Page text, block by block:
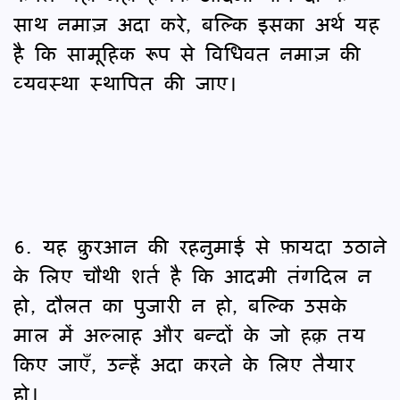
साथ नमाज़ अदा करे, बल्कि इसका अर्थ यह
है कि सामूहिक रूप से विधिवत नमाज़ की
व्यवस्था स्थापित की जाए।
6. यह क़ुरआन की रहनुमाई से फ़ायदा उठाने
के लिए चौथी शर्त है कि आदमी तंगदिल न
हो, दौलत का पुजारी न हो, बल्कि उसके
माल में अल्लाह और बन्दों के जो हक़़ तय
किए जाएँ, उन्हें अदा करने के लिए तैयार
हो।